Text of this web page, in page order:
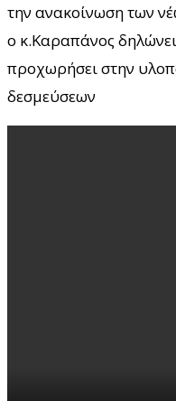
την ανακοίνωση των
ο κ.Καραπάνος
προχωρήσει στην
δεσμεύσεων